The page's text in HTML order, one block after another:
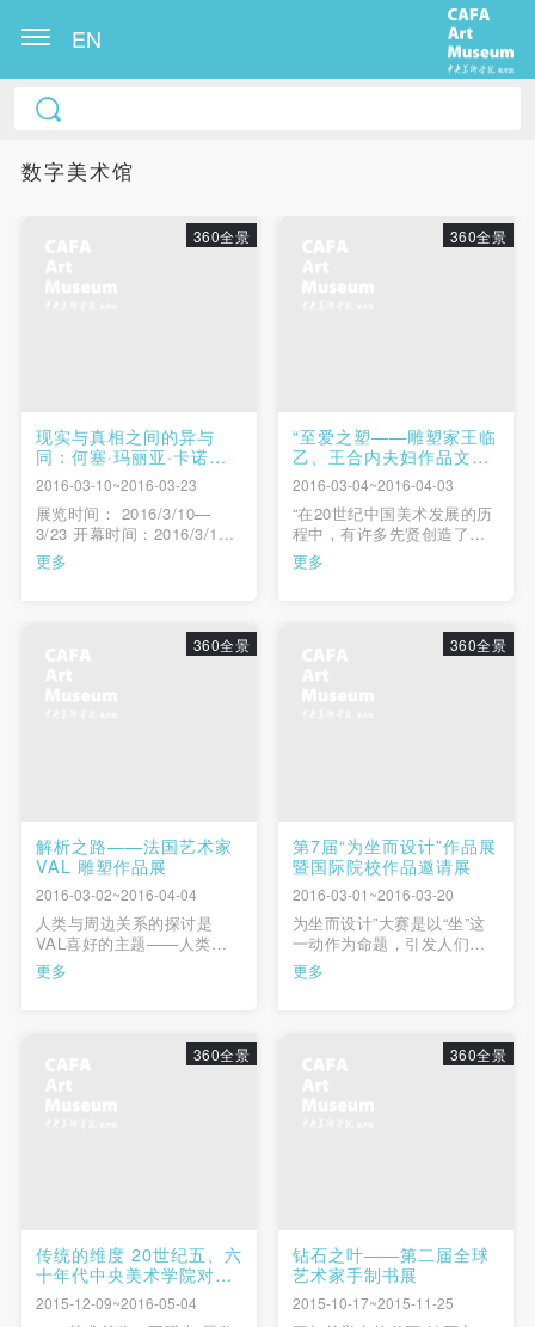
EN
数字美术馆
360全景
现实与真相之间的异与
同：何塞·玛丽亚·卡诺艺
术展
2016-03-10~2016-03-23
展览时间： 2016/3/10—
3/23 开幕时间：2016/3/10
15:00 鸣谢：大未来林舍
更多
360全景
“至爱之塑——雕塑家王临
乙、王合内夫妇作品文献
纪念展”
2016-03-04~2016-04-03
“在20世纪中国美术发展的历
程中，有许多先贤创造了非
凡的艺术业绩，也留下了动
人的人生故事。王临乙、王
到战火纷飞的中国，从意气
风发走到耄耋白头，一生相
更多
360全景
解析之路——法国艺术家
VAL 雕塑作品展
2016-03-02~2016-04-04
人类与周边关系的探讨是
VAL喜好的主题——人类与
自然、与社会、与人类本身
的关系，而这正是源于她各
的艺术家，她通过作品创作
不断反思、寻求人类存在所
更多
360全景
第7届“为坐而设计”作品展
暨国际院校作品邀请展
2016-03-01~2016-03-20
为坐而设计”大赛是以“坐”这
一动作为命题，引发人们对
设计本源——即围绕人在日
常生活中出现的“坐”的行
美学、“坐”的文化……的思
考；在每个人的日常生活里,
更多
360全景
传统的维度 20世纪五、六
十年代中央美术学院对民
族传统绘画的临摹与购藏
2015-12-09~2016-05-04
360全景
钻石之叶——第二届全球
艺术家手制书展
2015-10-17~2015-11-25
手机号码
手机号码将作为您的登录账号